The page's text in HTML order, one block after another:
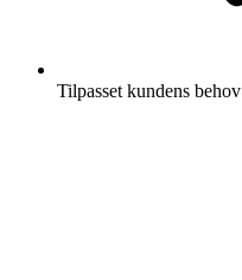
Tilpasset kundens behov